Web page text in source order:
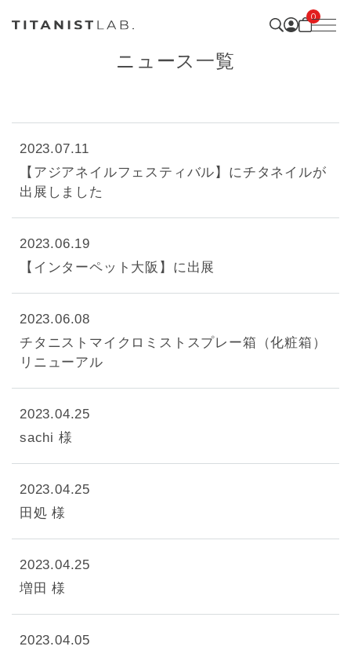
0
ニュース一覧
2023.07.11
【アジアネイルフェスティバル】にチタネイルが
出展しました
2023.06.19
【インターペット大阪】に出展
2023.06.08
チタニストマイクロミストスプレー箱（化粧箱）
リニューアル
2023.04.25
sachi 様
2023.04.25
田処 様
2023.04.25
増田 様
2023.04.05